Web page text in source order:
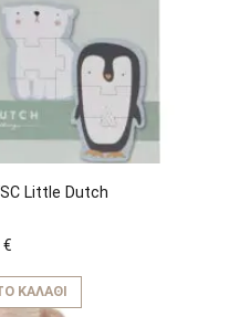
Little Dutch
€
ΚΑΛΆΘΙ